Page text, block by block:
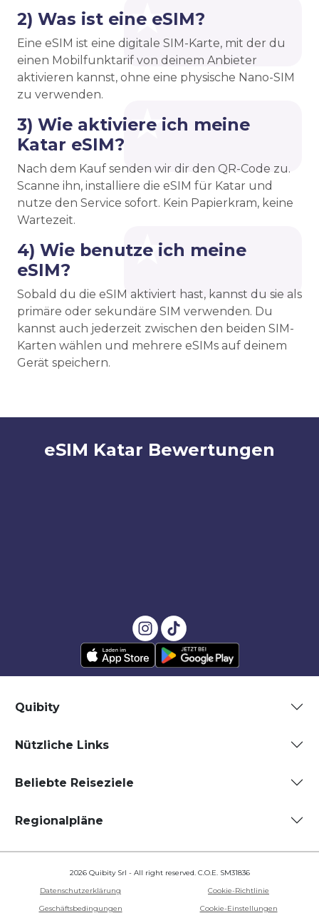
2) Was ist eine eSIM?
Eine eSIM ist eine digitale SIM-Karte, mit der du
einen Mobilfunktarif von deinem Anbieter
aktivieren kannst, ohne eine physische Nano-SIM
zu verwenden.
3) Wie aktiviere ich meine
Katar eSIM?
Nach dem Kauf senden wir dir den QR-Code zu.
Scanne ihn, installiere die eSIM für Katar und
nutze den Service sofort. Kein Papierkram, keine
Wartezeit.
4) Wie benutze ich meine
eSIM?
Sobald du die eSIM aktiviert hast, kannst du sie als
primäre oder sekundäre SIM verwenden. Du
kannst auch jederzeit zwischen den beiden SIM-
Karten wählen und mehrere eSIMs auf deinem
Gerät speichern.
eSIM Katar Bewertungen
Quibity
Nützliche Links
Beliebte Reiseziele
Regionalpläne
2026 Quibity Srl - All right reserved. C.O.E. SM31836
Datenschutzerklärung
Cookie-Richtlinie
Geschäftsbedingungen
Cookie-Einstellungen